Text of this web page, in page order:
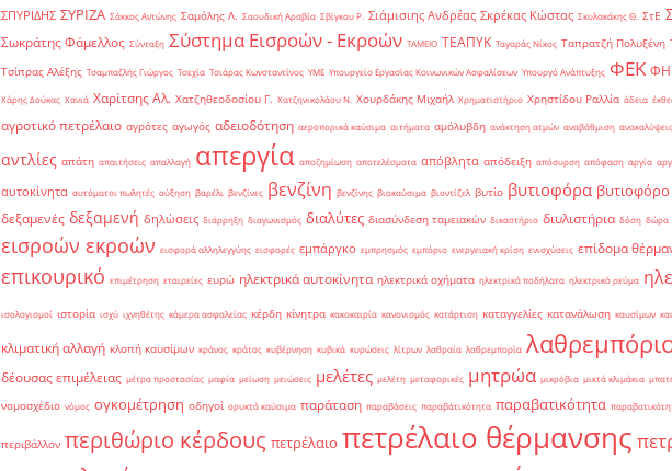
ΣΠΥΡΙΔΗΣ ΣΥΡΙΖΑ Σάκκος Αντώνης Σαμόλης Λ. Σαουδική Αραβία Σβίγκου Ρ. Σιάμισιης Ανδρέας Σκρέκας Κώστας Σκυλακάκης Θ. ΣτΕ
Σωκράτης Φάμελλος Σύνταξη Σύστημα Εισροών - Εκροών ΤΑΜΕΙΟ ΤΕΑΠΥΚ Ταγαράς Νίκος Ταπρατζή Πολυξένη
Τσίπρας Αλέξης Τσαμπαζλής Γιώργος Τσεχία Τσιάρας Κωνσταντίνος ΥΜΕ Υπουργείο Εργασίας Κοινωνικών Ασφαλίσεων Υπουργό Ανάπτυξης ΦΕΚ
Χάρης Δούκας Χανιά Χαρίτσης Αλ. Χατζηθεοδοσίου Γ. Χατζηνικολάου Ν. Χουρδάκης Μιχαήλ Χρηματιστήριο Χρηστίδου Ραλλία άδεια
αγροτικό πετρέλαιο αγρότες αγωγός αδειοδότηση αεροπορικά καύσιμα αιτήματα αμόλυβδη ανάκτηση ατμών αναβάθμιση ανακαλύψεις
αντλίες απάτη απαιτήσεις απαλλαγή απεργία αποζημίωση αποτελέσματα απόβλητα απόδειξη απόσυρση απόφαση αργία
αυτοκίνητα αυτόματοι πωλητές αύξηση βαρέλι βενζίνες βενζίνη βενζίνης βιοκαύσιμα βιοντίζελ βυτίο βυτιοφόρα βυτιοφόρο
δεξαμενές δεξαμενή δηλώσεις διάρρηξη διαγωνισμός διαλύτες διασύνδεση ταμειακών δικαστήριο διυλιστήρια δόση δώρα
εισροών εκροών εισφορά αλληλεγγύης εισφορές εμπάργκο εμπρησμός εμπόριο ενεργειακή κρίση ενισχύσεις επίδομα
επικουρικό επιμέτρηση εταιρείες ευρώ ηλεκτρικά αυτοκίνητα ηλεκτρικά οχήματα ηλεκτρικά ποδήλατα ηλεκτρικό ρεύμα
ισολογισμοί ιστορία ισχύ ιχνηθέτης κάμερα ασφαλείας κέρδη κίνητρα κακοκαιρία κανονισμός κατάρτιση καταγγελίες κατανάλωση καυσίμων
κλιματική αλλαγή κλοπή καυσίμων κράνος κράτος κυβέρνηση κυβικά κυρώσεις λίτρων λαθραία λαθρεμπορία
δέουσας επιμέλειας μέτρα προστασίας μαφία μείωση μειώσεις μελέτες μελέτη μεταφορικές μητρώα μικρόβια μικτά κλιμάκια
νομοσχέδιο νόμος ογκομέτρηση οδηγοί ορυκτά καύσιμα παράταση παραβάσεις παραβάτικότητα παραβατικότητα
περιβάλλον περιθώριο κέρδους πετρέλαιο πετρέλαιο θέρμανσης